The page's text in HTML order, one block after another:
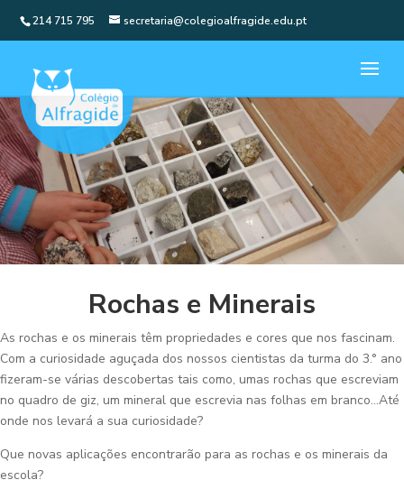
214 715 795 secretaria@colegioalfragide.edu.pt
Rochas e Minerais
As rochas e os minerais têm propriedades e cores que nos fascinam.
Com a curiosidade aguçada dos nossos cientistas da turma do 3.° ano
fizeram-se várias descobertas tais como, umas rochas que escreviam
no quadro de giz, um mineral que escrevia nas folhas em branco…Até
onde nos levará a sua curiosidade?
Que novas aplicações encontrarão para as rochas e os minerais da
escola?